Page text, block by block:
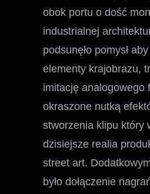
obok portu o dość
industrialnej
podsunęło pomysł
elementy krajobrazu,
imitację analogowego
okraszone nutką
stworzenia klipu który
dzisiejsze realia
street art.
było dołączenie